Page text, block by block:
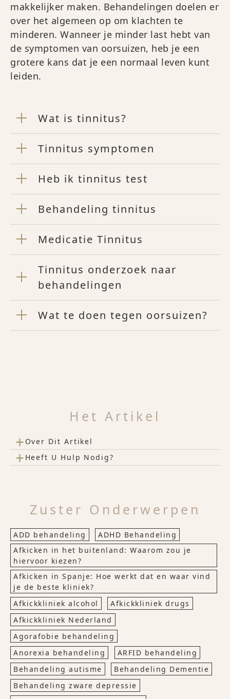
makkelijker maken. Behandelingen doelen er
over het algemeen op om klachten te
minderen. Wanneer je minder last hebt van
de symptomen van oorsuizen, heb je een
grotere kans dat je een normaal leven kunt
leiden.
Wat is tinnitus?
Tinnitus symptomen
Heb ik tinnitus test
Behandeling tinnitus
Medicatie Tinnitus
Tinnitus onderzoek naar
behandelingen
Wat te doen tegen oorsuizen?
Het Artikel
+ Over Dit Artikel
+ Heeft U Hulp Nodig?
Zuster Onderwerpen
ADD behandeling
ADHD Behandeling
Afkicken in het buitenland: Waarom zou je
hiervoor kiezen?
Afkicken in Spanje: Hoe werkt dat en waar vind
je de beste kliniek?
Afkickkliniek alcohol
Afkickkliniek drugs
Afkickkliniek Nederland
Agorafobie behandeling
Anorexia behandeling
ARFID behandeling
Behandeling autisme
Behandeling Dementie
Behandeling zware depressie